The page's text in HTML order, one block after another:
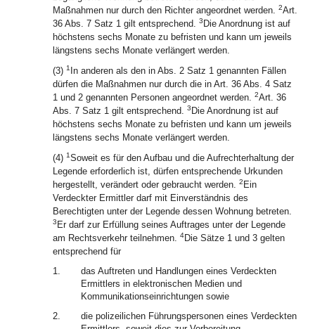
Maßnahmen nur durch den Richter angeordnet werden. 2Art.
36 Abs. 7 Satz 1 gilt entsprechend. 3 Die Anordnung ist auf
höchstens sechs Monate zu befristen und kann um jeweils
längstens sechs Monate verlängert werden.
(3) 1 In anderen als den in Abs. 2 Satz 1 genannten Fällen
dürfen die Maßnahmen nur durch die in Art. 36 Abs. 4 Satz
1 und 2 genannten Personen angeordnet werden. 2Art. 36
Abs. 7 Satz 1 gilt entsprechend. 3 Die Anordnung ist auf
höchstens sechs Monate zu befristen und kann um jeweils
längstens sechs Monate verlängert werden.
(4) 1Soweit es für den Aufbau und die Aufrechterhaltung der
Legende erforderlich ist, dürfen entsprechende Urkunden
hergestellt, verändert oder gebraucht werden. 2 Ein
Verdeckter Ermittler darf mit Einverständnis des
Berechtigten unter der Legende dessen Wohnung betreten.
3 Er darf zur Erfüllung seines Auftrages unter der Legende
am Rechtsverkehr teilnehmen. 4Die Sätze 1 und 3 gelten
entsprechend für
1.
das Auftreten und Handlungen eines Verdeckten
Ermittlers in elektronischen Medien und
Kommunikationseinrichtungen sowie
2.
die polizeilichen Führungspersonen eines Verdeckten